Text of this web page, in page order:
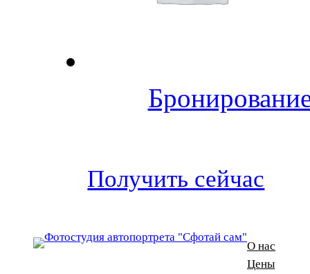
Получить сейчас
О нас
Цены